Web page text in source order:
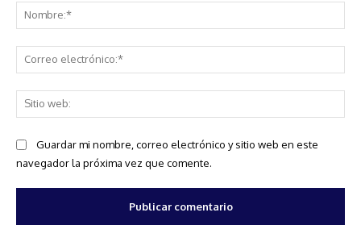
Guardar mi nombre, correo electrónico y sitio web en este
navegador la próxima vez que comente.